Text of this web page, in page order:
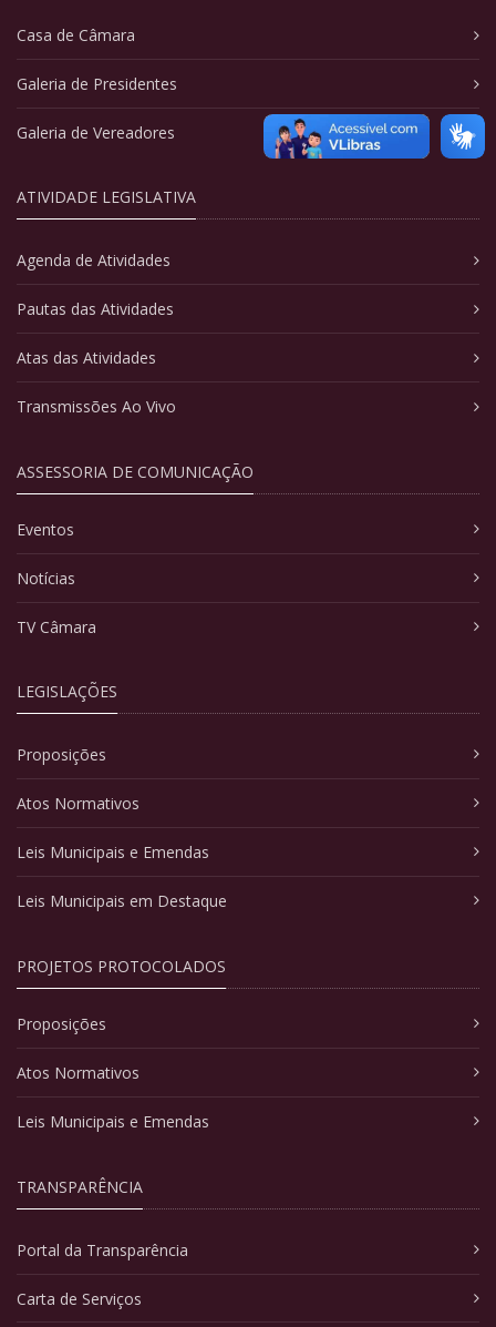
Casa de Câmara
Galeria de Presidentes
Galeria de Vereadores
ATIVIDADE LEGISLATIVA
Agenda de Atividades
Pautas das Atividades
Atas das Atividades
Transmissões Ao Vivo
ASSESSORIA DE COMUNICAÇÃO
Eventos
Notícias
TV Câmara
LEGISLAÇÕES
Proposições
Atos Normativos
Leis Municipais e Emendas
Leis Municipais em Destaque
PROJETOS PROTOCOLADOS
Proposições
Atos Normativos
Leis Municipais e Emendas
TRANSPARÊNCIA
Portal da Transparência
Carta de Serviços